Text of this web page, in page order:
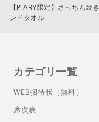
【PIARY限定】さっちん焼
ンドタオル
カテゴリ一覧
WEB招待状（無料）
席次表